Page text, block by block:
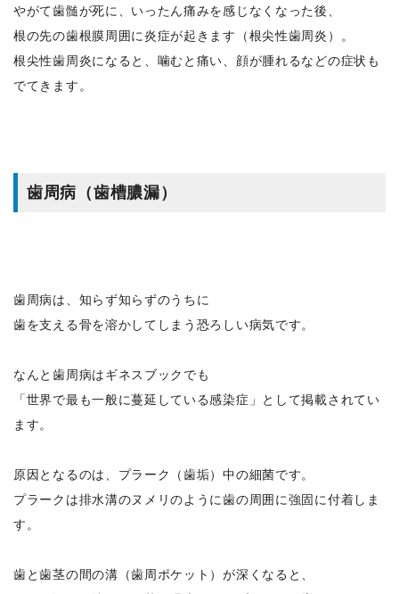
やがて歯髄が死に、いったん痛みを感じなくなった後、
根の先の歯根膜周囲に炎症が起きます（根尖性歯周炎）。
根尖性歯周炎になると、噛むと痛い、顔が腫れるなどの症状も
でてきます。
歯周病（歯槽膿漏）
歯周病は、知らず知らずのうちに
歯を支える骨を溶かしてしまう恐ろしい病気です。
なんと歯周病はギネスブックでも
「世界で最も一般に蔓延している感染症」として掲載されてい
ます。
原因となるのは、プラーク（歯垢）中の細菌です。
プラークは排水溝のヌメリのように歯の周囲に強固に付着しま
す。
歯と歯茎の間の溝（歯周ポケット）が深くなると、